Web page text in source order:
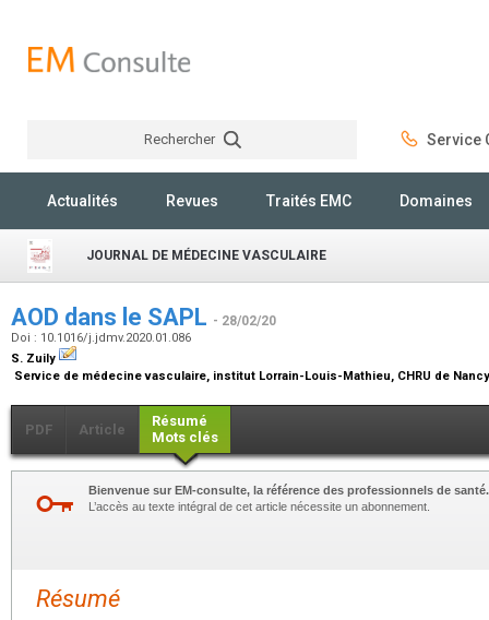
Rechercher Service
Actualités Revues Traités EMC Domaines
JOURNAL DE MÉDECINE VASCULAIRE
AOD dans le SAPL - 28/02/20
Doi : 10.1016/j.jdmv.2020.01.086
S. Zuily
Service de médecine vasculaire, institut Lorrain-Louis-Mathieu, CHRU de
PDF Article
Résumé
Mots clés
Bienvenue sur EM-consulte, la référence des professionnels de santé.
L’accès au texte intégral de cet article nécessite un abonnement.
Résumé